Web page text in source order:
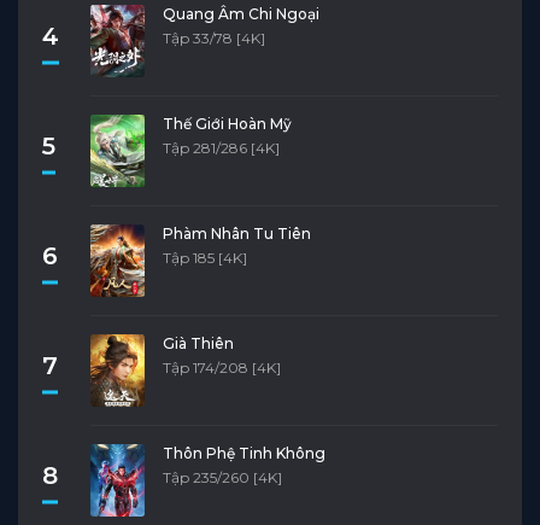
4
Quang Âm Chi Ngoại
Tập 33/78 [4K]
5
Thế Giới Hoàn Mỹ
Tập 281/286 [4K]
6
Phàm Nhân Tu Tiên
Tập 185 [4K]
7
Già Thiên
Tập 174/208 [4K]
8
Thôn Phệ Tinh Không
Tập 235/260 [4K]